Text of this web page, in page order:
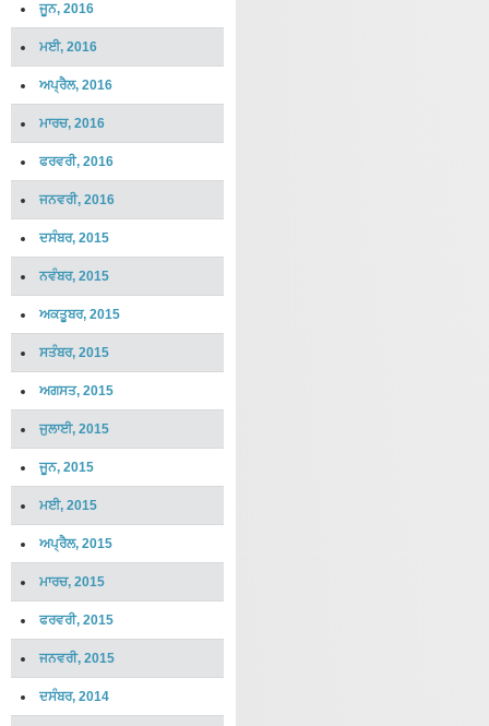
ਜੂਨ, 2016
ਮਈ, 2016
ਅਪ੍ਰੈਲ, 2016
ਮਾਰਚ, 2016
ਫਰਵਰੀ, 2016
ਜਨਵਰੀ, 2016
ਦਸੰਬਰ, 2015
ਨਵੰਬਰ, 2015
ਅਕਤੂਬਰ, 2015
ਸਤੰਬਰ, 2015
ਅਗਸਤ, 2015
ਜੁਲਾਈ, 2015
ਜੂਨ, 2015
ਮਈ, 2015
ਅਪ੍ਰੈਲ, 2015
ਮਾਰਚ, 2015
ਫਰਵਰੀ, 2015
ਜਨਵਰੀ, 2015
ਦਸੰਬਰ, 2014